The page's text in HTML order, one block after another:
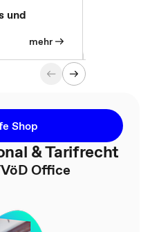
und
mehr
Shop
& Tarifrecht
Office